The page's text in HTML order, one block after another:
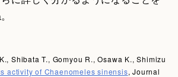
Shibata T., Gomyou R., Osawa K., Shimizu
activity of Chaenomeles sinensis, Journal